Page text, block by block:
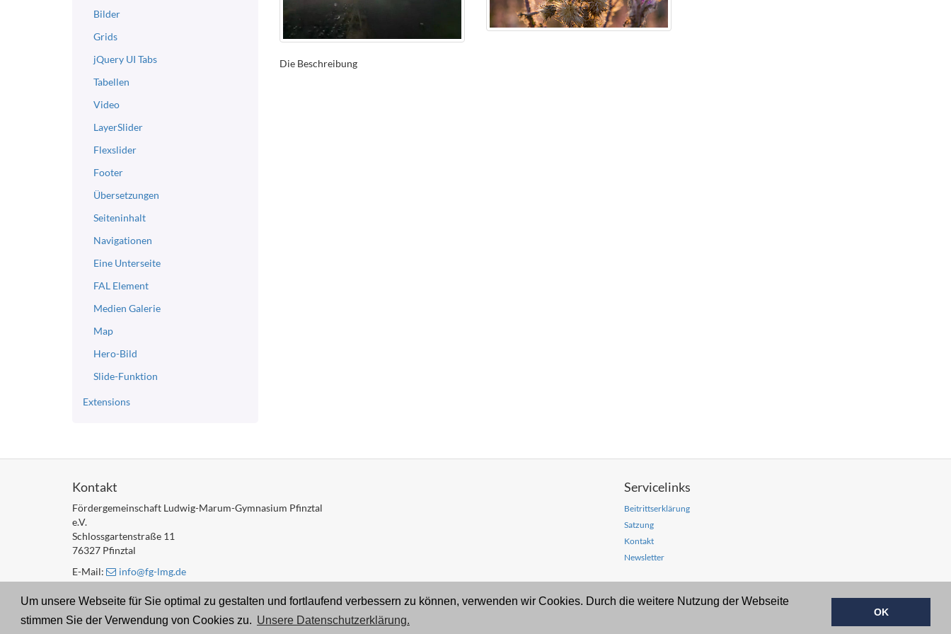
Um unsere Webseite für Sie optimal zu gestalten und fortlaufend verbessern zu können, verwenden wir Cookies. Durch die weitere Nutzung der Webseite
stimmen Sie der Verwendung von Cookies zu. Unsere Datenschutzerklärung.
OK
Bilder
Grids
jQuery UI Tabs
Tabellen
Video
LayerSlider
Flexslider
Footer
Übersetzungen
Seiteninhalt
Navigationen
Eine Unterseite
FAL Element
Medien Galerie
Map
Hero-Bild
Slide-Funktion
Extensions
Die Beschreibung
Kontakt
Fördergemeinschaft Ludwig-Marum-Gymnasium Pfinztal
e.V.
Schlossgartenstraße 11
76327 Pfinztal
E-Mail:
info@fg-lmg.de
Servicelinks
Beitrittserklärung
Satzung
Kontakt
Newsletter
© 2022 Fördergemeinschaft Ludwig-Marum-Gymnasium Pfinztal e.V. | Sämtliche Inhalte sind urheberrechtlich geschützt. Impressum